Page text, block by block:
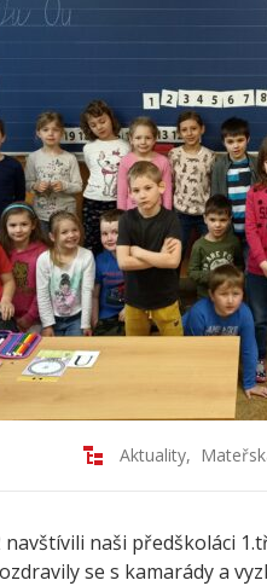
Aktuality,
navštívili naši předškoláci
se s kamarády a